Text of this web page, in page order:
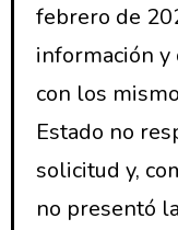
febrero de
información y
con los
Estado no
solicitud y,
no presentó